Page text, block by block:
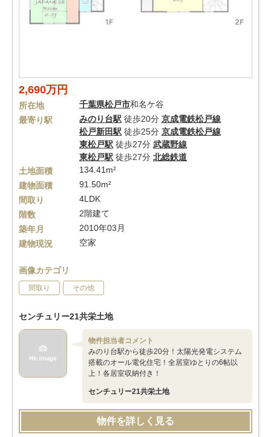
2,690万円
所在地 千葉県松戸市和名ケ谷
最寄り駅
みのり台駅 徒歩20分 京成電鉄松戸線
松戸新田駅 徒歩25分 京成電鉄松戸線
東松戸駅 徒歩27分 武蔵野線
東松戸駅 徒歩27分 北総鉄道
土地面積
134.41m²
建物面積
91.50m²
間取り
4LDK
階数
2階建て
築年月
2010年03月
建物現況
空家
画像カテゴリ
間取り その他
センチュリー21共栄土地
物件担当者コメント
みのり台駅から徒歩20分！太陽光発電システム
搭載のオール電化住宅！全居室ゆとりの6帖以
上！各居室収納付き！
センチュリー21共栄土地
物件を詳しく見る